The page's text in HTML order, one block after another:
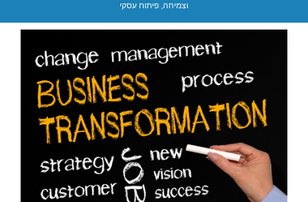
וצמיחה, פיתוח עסקי